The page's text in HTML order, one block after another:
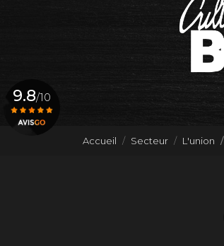
9.8/10
Accueil Secteur L'union